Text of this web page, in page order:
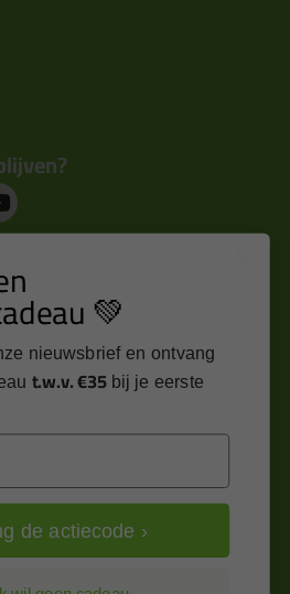
deals rechtstreeks in je
💚
nieuwsbrief en ontvang
t.w.v. €35 bij je eerste
de actiecode ›